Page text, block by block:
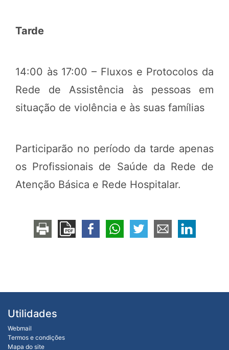
Tarde
14:00 às 17:00 – Fluxos e Protocolos da
Rede de Assistência às pessoas em
situação de violência e às suas famílias
Participarão no período da tarde apenas
os Profissionais de Saúde da Rede de
Atenção Básica e Rede Hospitalar.
Utilidades
Webmail
Termos e condições
Mapa do site